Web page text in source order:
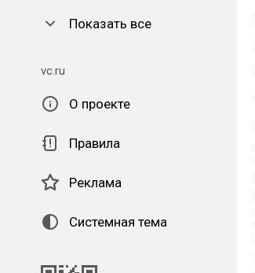
Показать все
vc.ru
О проекте
Правила
Реклама
Системная тема